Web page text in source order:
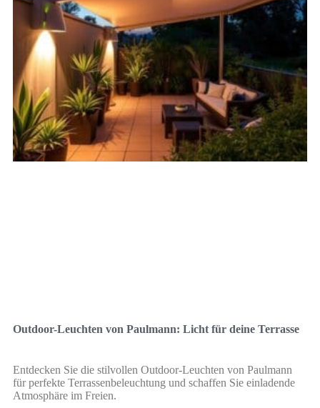
Outdoor-Leuchten von Paulmann: Licht für deine Terrasse
Entdecken Sie die stilvollen Outdoor-Leuchten von Paulmann
für perfekte Terrassenbeleuchtung und schaffen Sie einladende
Atmosphäre im Freien.